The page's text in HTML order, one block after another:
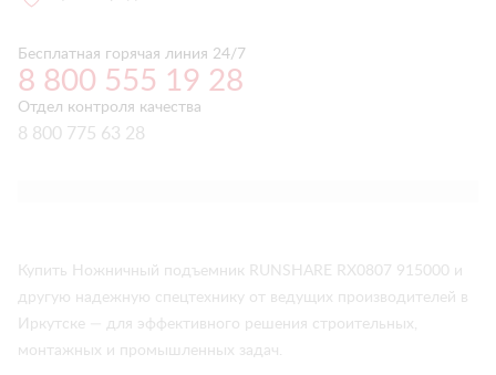
Бесплатная горячая линия 24/7
8 800 555 19 28
Отдел контроля качества
8 800 775 63 28
Купить Ножничный подъемник RUNSHARE RX0807 915000 и
другую надежную спецтехнику от ведущих производителей в
Иркутске — для эффективного решения строительных,
монтажных и промышленных задач.